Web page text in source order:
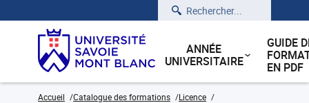
Rechercher
ANNÉE
UNIVERSITAIRE
GUIDE
EN PDF
Accueil Catalogue des formations
Licence